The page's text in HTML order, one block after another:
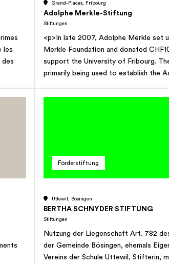
économique, social et
contribuant financièrement ou en
développement durable en tenant
actions menées. L'entier des revenus
est réinvesti dans de nouveaux
exemple des machines qui sont mises
les
des
de
autre
Grand-Places, Fribourg
Adolphe Merkle-Stiftung
Stiftungen
<p>In late 2007, Adolphe Merkle set
Merkle Foundation and donated
support the University of Fribourg.
primarily being used to establish the
Frimat, but also to support other
Förderstiftung
Uttewil, Bösingen
BERTHA SCHNYDER STIFTUNG
Stiftungen
Nutzung der Liegenschaft Art. 782
der Gemeinde Bösingen, ehemals
Vereins der Schule Uttewil, Stifterin,